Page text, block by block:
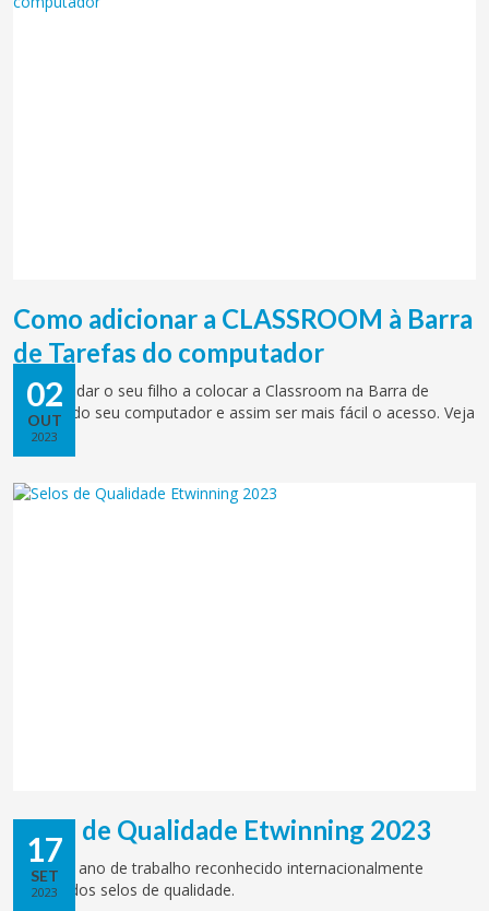
02
OUT
2023
Como adicionar a CLASSROOM à Barra
de Tarefas do computador
Pode ajudar o seu filho a colocar a Classroom na Barra de
Tarefas do seu computador e assim ser mais fácil o acesso. Veja
o vídeo.
17
SET
2023
Selos de Qualidade Etwinning 2023
Mais um ano de trabalho reconhecido internacionalmente
através dos selos de qualidade.